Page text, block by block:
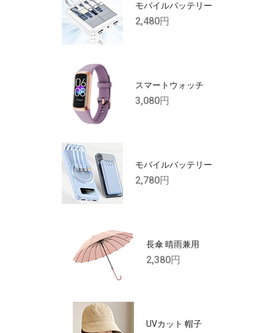
モバイルバッテリー
2,480円
スマートウォッチ
3,080円
モバイルバッテリー
2,780円
長傘 晴雨兼用
2,380円
UVカット 帽子